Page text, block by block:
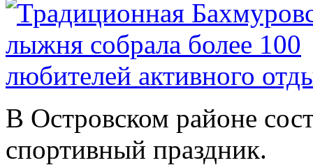
В Островском районе
спортивный праздник.